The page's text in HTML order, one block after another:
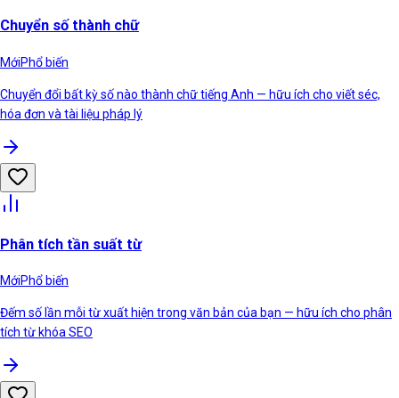
Chuyển số thành chữ
MớiPhổ biến
Chuyển đổi bất kỳ số nào thành chữ tiếng Anh — hữu ích cho viết séc,
hóa đơn và tài liệu pháp lý
Phân tích tần suất từ
MớiPhổ biến
Đếm số lần mỗi từ xuất hiện trong văn bản của bạn — hữu ích cho phân
tích từ khóa SEO